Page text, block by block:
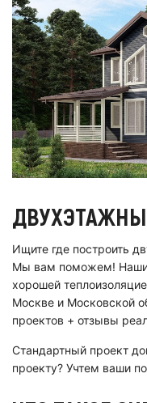
Ищите где построить
Мы вам поможем!
хорошей
Москве и Московской
проектов + отзывы
Стандартный проект
проекту? Учтем ваши